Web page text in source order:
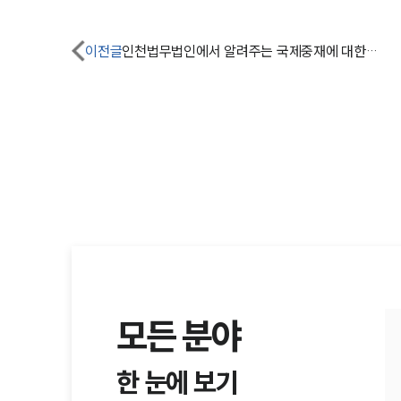
이전글 인천법무법인에서 알려주는 국제중재에 대한 사실은 무엇일까?
모든 분야
한 눈에 보기